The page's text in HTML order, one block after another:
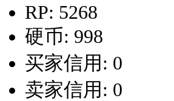
RP: 5268
硬币: 998
买家信用: 0
卖家信用: 0